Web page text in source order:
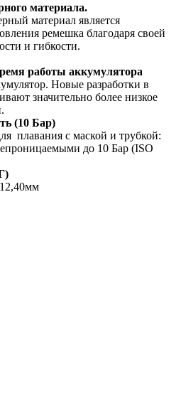
материала.
материал является
ремешка благодаря своей
и гибкости.
работы аккумулятора
Новые разработки в
значительно более низкое
(10 Бар)
плавания с маской и трубкой:
до 10 Бар (ISO